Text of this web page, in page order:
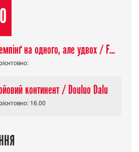
Кемпінґ на одного, але удвох / Futari Solo Camp
континент / Douluo Dalu
16.00